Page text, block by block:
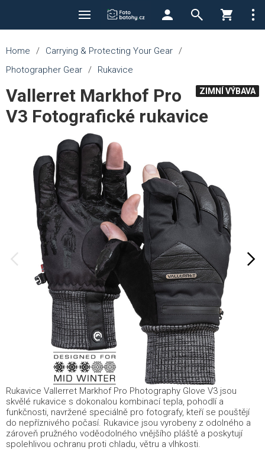
Home / Carrying & Protecting Your Gear /
Photographer Gear / Rukavice
ZIMNÍ VÝBAVA
Vallerret Markhof Pro
V3 Fotografické rukavice
Rukavice Vallerret Markhof Pro Photography Glove V3 jsou
skvělé rukavice s dokonalou kombinací tepla, pohodlí a
funkčnosti, navržené speciálně pro fotografy, kteří se pouštějí
do nepříznivého počasí. Rukavice jsou vyrobeny z odolného a
zároveň pružného voděodolného vnějšího pláště a poskytují
spolehlivou ochranu proti chladu, větru a vlhkosti.